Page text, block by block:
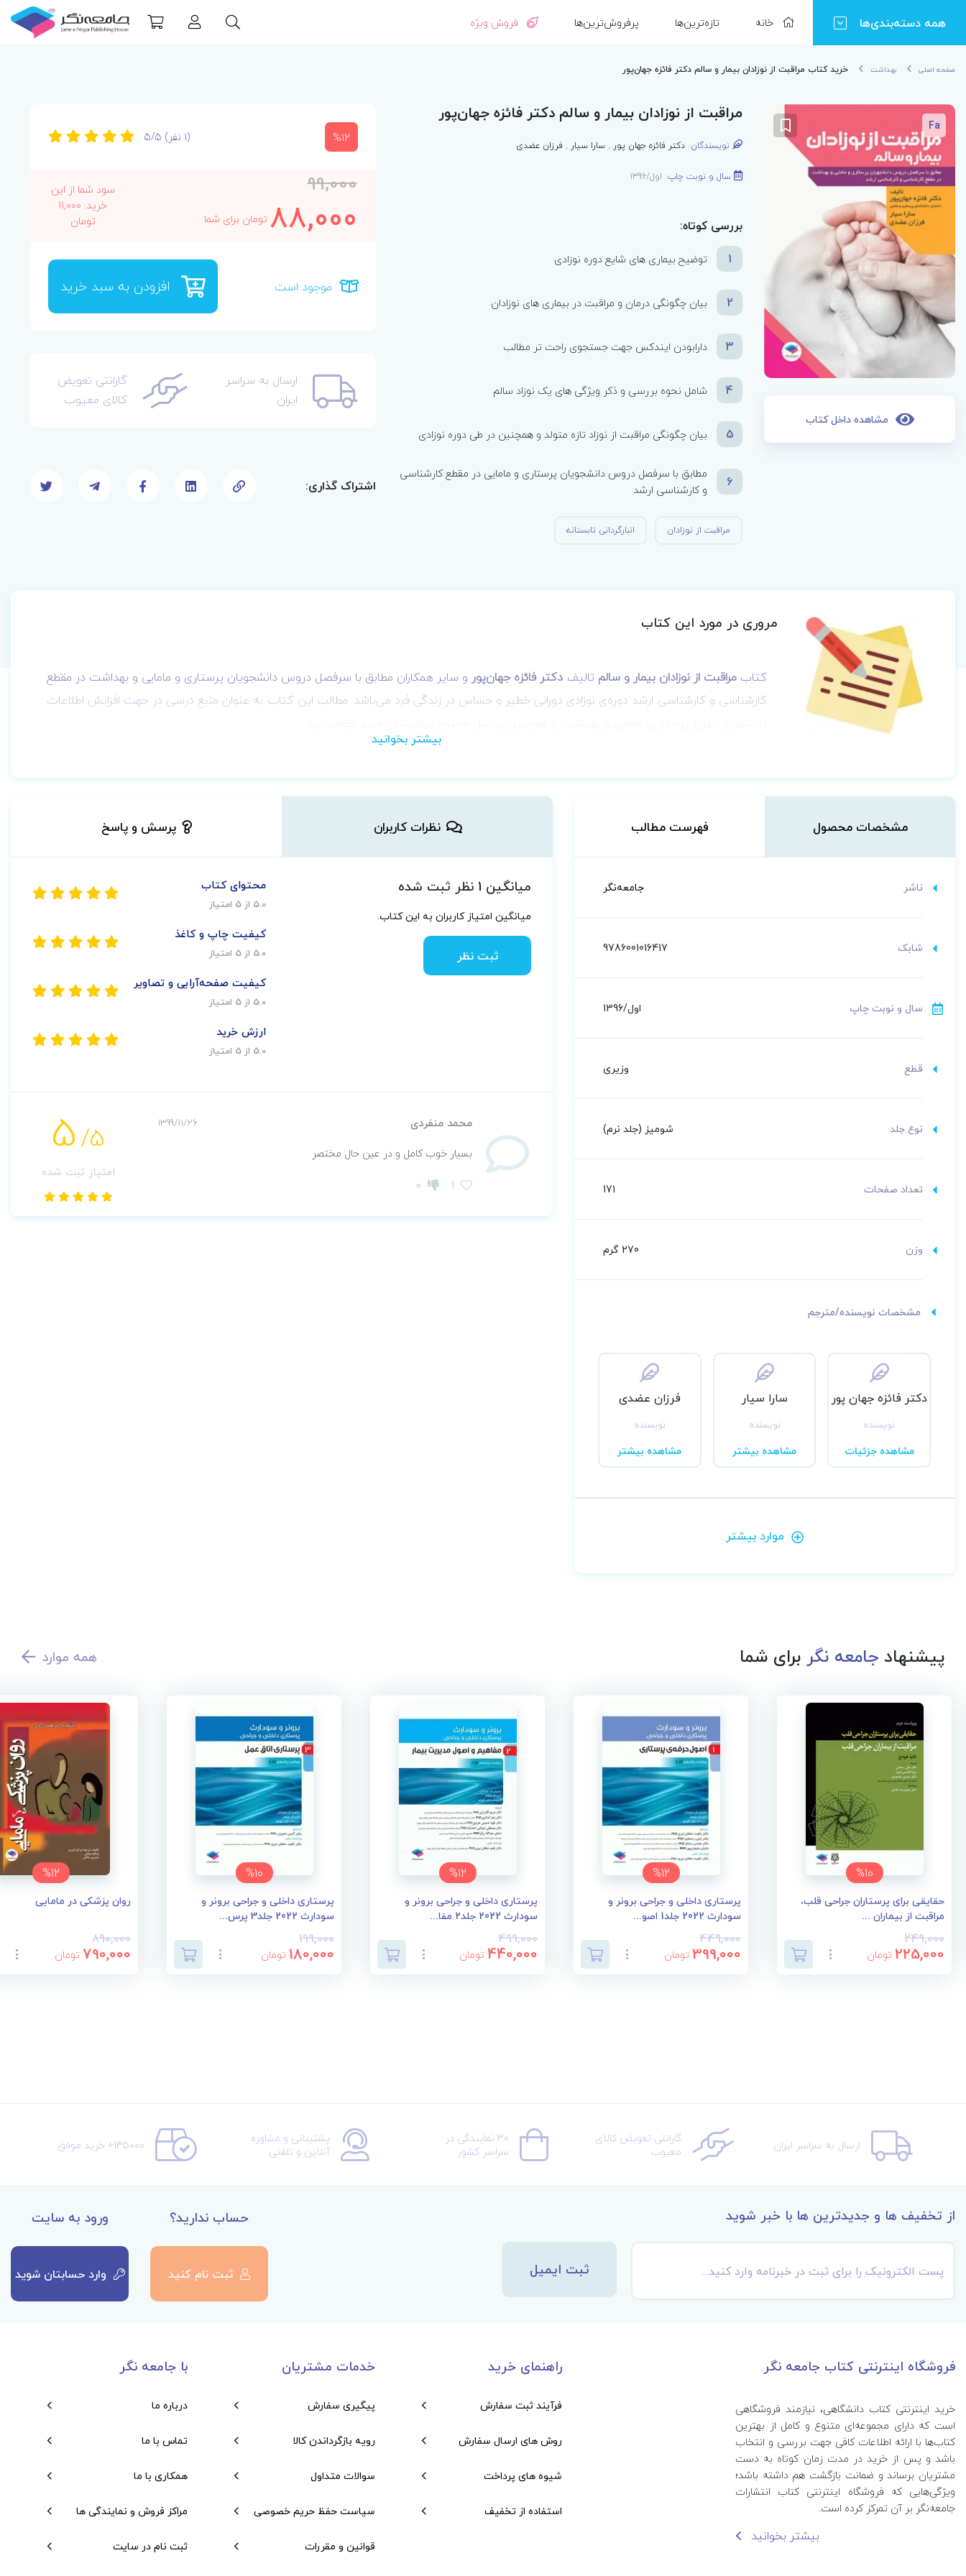
همه دسته‌بندی‌ها خانه تازه‌ترین‌ها پرفروش‌ترین‌ها فروش ویژه
صفحه اصلی بهداشت خرید کتاب مراقبت از نوزادان بیمار و سالم دکتر فائزه جهان‌پور
Fa
مشاهده داخل کتاب
مراقبت از نوزادان بیمار و سالم دکتر فائزه جهان‌پور
نویسندگان: دکتر فائزه جهان پور ,سارا سیار ,فرزان عضدی
سال و نوبت چاپ: اول/1396
بررسی کوتاه:
1
توضیح بیماری های شایع دوره نوزادی
2 بیان چگونگی درمان و مراقبت در بیماری های نوزادان
3 دارابودن ایندکس جهت جستجوی راحت تر مطالب
4 شامل نحوه بررسی و ذکر ویژگی های یک نوزاد سالم
5 بیان چگونگی مراقبت از نوزاد تازه متولد و همچنین در طی دوره نوزادی
6
مطابق با سرفصل دروس دانشجویان پرستاری و مامایی در مقطع کارشناسی
و کارشناسی ارشد
مراقبت از نوزادان انبارگردانی تابستانه
%12
5/5 (1 نفر)
99,000
88,000 تومان برای شما
سود شما از این
خرید: 11,000
تومان
موجود است افزودن به سبد خرید
ارسال به سراسر
ایران
گارانتی تعویض
کالای معیوب
اشتراک گذاری:
مروری در مورد این کتاب
کتابمراقبت از نوزادان بیمار و سالمتالیف دﻛﺘﺮ ﻓﺎﺋﺰه ﺟﻬﺎنﭘﻮرو سایر همکاران ﻣﻄﺎﺑﻖ ﺑﺎ ﺳﺮﻓﺼﻞ دروس داﻧﺸﺠﻮﻳﺎن ﭘﺮﺳﺘﺎری و ﻣﺎﻣﺎیی و ﺑﻬﺪاﺷﺖ در ﻣﻘﻄﻊ
ﻛﺎرﺷﻨﺎسی و ﻛﺎرﺷﻨﺎسی ارﺷﺪ دوره‌ی نوزادی دورانی خطیر و حساس در زندگی فرد می‌باشد. مطالب این کتاب به عنوان منبع درسی در جهت افزایش اطلاعات
نوزاد که تا چندی قبل قادر به ادامه ی حیات به طور مستقل نبود، به ناگاه وارد دنیای جدیدی می گردد و باید زندگی مستقلانه ی خود را آغاز نماید.در این
نوزادی بروز می‌نمایند و تشخیص زودرس علائم و ارجاع به موقع به پزشک می تواند از بروز عوارض بیشتر پیشگیری نماید. اطلاعات، آگاهی و مهارت کادر
مشخصات محصول فهرست مطالب
ناشر جامعه‌نگر
شابک 9786001016417
سال و نوبت چاپ اول/1396
قطع وزیری
نوع جلد شومیز (جلد نرم)
تعداد صفحات 171
وزن 270 گرم
مشخصات نویسنده/مترجم
دکتر فائزه جهان پور
نویسنده
مشاهده جزئیات
سارا سیار
نویسنده
مشاهده بیشتر
فرزان عضدی
نویسنده
مشاهده بیشتر
موارد بیشتر
نظرات کاربران پرسش و پاسخ
میانگین 1 نظر ثبت شده
میانگین امتیاز کاربران به این کتاب.
ثبت نظر
محتوای کتاب
5.0 از 5 امتیاز
کیفیت چاپ و کاغذ
5.0 از 5 امتیاز
کیفیت صفحه‌آرایی و تصاویر
5.0 از 5 امتیاز
ارزش خرید
5.0 از 5 امتیاز
محمد منفردی 1399/11/26
بسیار خوب کامل و در عین حال مختصر
1
0
5/5
امتیاز ثبت شده
پیشنهادجامعه نگربرای شما همه موارد
%10
حقایقی برای پرستاران جراحی قلب،
مراقبت از بیماران ...
249,000
225,000 تومان
%12
پرستاری داخلی و جراحی برونر و
سودارث 2022 جلد1 اصو...
449,000
399,000 تومان
%12
پرستاری داخلی و جراحی برونر و
سودارث 2022 جلد2 مفا...
499,000
440,000 تومان
%10
پرستاری داخلی و جراحی برونر و
سودارث 2022 جلد3 پرس...
199,000
180,000 تومان
%12
روان پزشکی در مامایی
890,000
790,000 تومان
ارسال به سراسر ایران گارانتی تعویض کالای
معیوب
30 نمایندگی در
سراسر کشور
پشتیبانی و مشاوره
آنلاین و تلفنی 135000+ خرید موفق
از تخفیف ها و جدیدترین ها با خبر شوید
ثبت ایمیل
ورود به سایت
وارد حسابتان شوید
حساب ندارید؟
ثبت نام کنید
فروشگاه اینترنتی کتاب جامعه نگر
خرید اینترنتی کتاب‌ دانشگاهی، نیازمند فروشگاهی
است که دارای مجموعه‌ای متنوع و کامل از بهترین
کتاب‌ها با ارائه اطلاعات کافی جهت بررسی و انتخاب
باشد و پس از خرید در مدت زمان کوتاه به دست
مشتریان برساند و ضمانت بازگشت هم داشته باشد؛
ویژگی‌هایی که فروشگاه اینترنتی کتاب انتشارات
جامعه‌نگر بر آن تمرکز کرده است.
بیشتر بخوانید
راهنمای خرید
فرآیند ثبت سفارش
روش های ارسال سفارش
شیوه های پرداخت
استفاده از تخفیف
خدمات مشتریان
پیگیری سفارش
رویه بازگرداندن کالا
سوالات متداول
سیاست حفظ حریم خصوصی
قوانین و مقررات
با جامعه نگر
درباره ما
تماس با ما
همکاری با ما
مراکز فروش و نمایندگی ها
ثبت نام در سایت